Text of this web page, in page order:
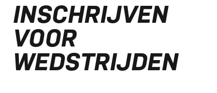
Regionale jeugdwedstrijden
Jeugdtriathlon
Nationale kampioenschappen
Crosstriathlon en crossduathlon
Duathlon
INSCHRIJVEN
VOOR
WEDSTRIJDEN